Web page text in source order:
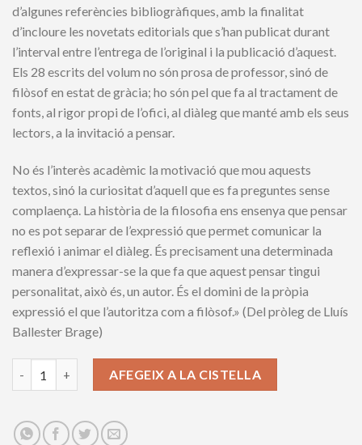
d’algunes referències bibliogràfiques, amb la finalitat
d’incloure les novetats editorials que s’han publicat durant
l’interval entre l’entrega de l’original i la publicació d’aquest.
Els 28 escrits del volum no són prosa de professor, sinó de
filòsof en estat de gràcia; ho són pel que fa al tractament de
fonts, al rigor propi de l’ofici, al diàleg que manté amb els seus
lectors, a la invitació a pensar.
No és l’interès acadèmic la motivació que mou aquests
textos, sinó la curiositat d’aquell que es fa preguntes sense
complaença. La història de la filosofia ens ensenya que pensar
no es pot separar de l’expressió que permet comunicar la
reflexió i animar el diàleg. És precisament una determinada
manera d’expressar-se la que fa que aquest pensar tingui
personalitat, això és, un autor. És el domini de la pròpia
expressió el que l’autoritza com a filòsof.» (Del pròleg de Lluís
Ballester Brage)
A l’ombra de la filosofia. Assaigs 2019-2021 quantity
AFEGEIX A LA CISTELLA